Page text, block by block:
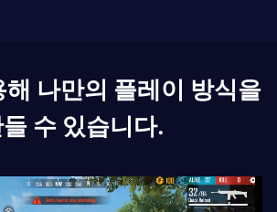
해 나만의 플레이 방식을
수 있습니다.